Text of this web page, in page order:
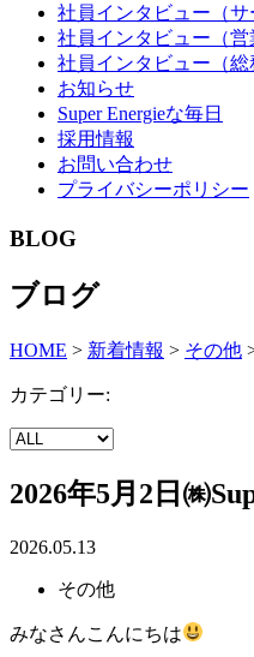
社員インタビュー（サ
社員インタビュー（営
社員インタビュー（総
お知らせ
Super Energieな毎日
採用情報
お問い合わせ
プライバシーポリシー
BLOG
ブログ
HOME > 新着情報 > その他
カテゴリー:
2026年5月2日㈱
2026.05.13
その他
みなさんこんにちは